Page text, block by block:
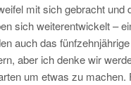
mit sich gebracht und
sich weiterentwickelt –
auch das
aber ich denke wir
um etwas zu machen.